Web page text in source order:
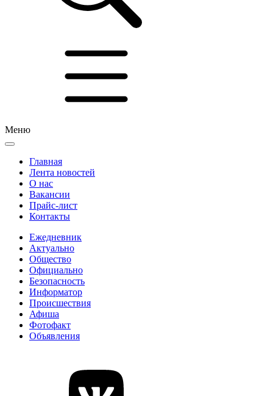
Меню
Главная
Лента новостей
О нас
Вакансии
Прайс-лист
Контакты
Ежедневник
Актуально
Общество
Официально
Безопасность
Информатор
Происшествия
Афиша
Фотофакт
Объявления